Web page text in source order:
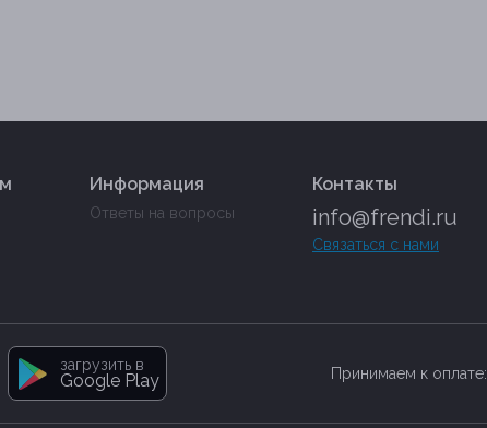
Информация
Ответы на вопросы
Контакты
info@frendi.ru
Связаться с нами
загрузить в
Google Play Принимаем к оплате: